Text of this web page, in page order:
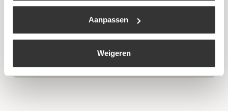
Aanpassen
Weigeren
Eurom Weedburner XXL
Bekijk